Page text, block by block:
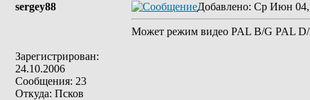
sergey88
Зарегистрирован:
24.10.2006
Сообщения: 23
Откуда: Псков
Добавлено: Ср Июн 04,
Может режим видео PAL B/G PAL